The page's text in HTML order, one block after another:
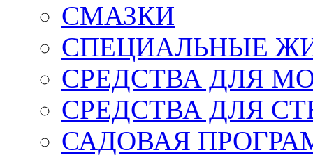
СМАЗКИ
СПЕЦИАЛЬНЫЕ
СРЕДСТВА ДЛЯ
СРЕДСТВА ДЛЯ
САДОВАЯ